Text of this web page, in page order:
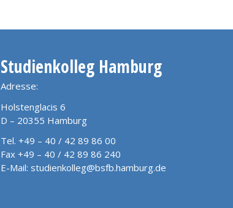
Studienkolleg Hamburg
Adresse:
Holstenglacis 6
D – 20355 Hamburg
Tel. +49 – 40 / 42 89 86 00
Fax +49 – 40 / 42 89 86 240
E-Mail: studienkolleg@bsfb.hamburg.de